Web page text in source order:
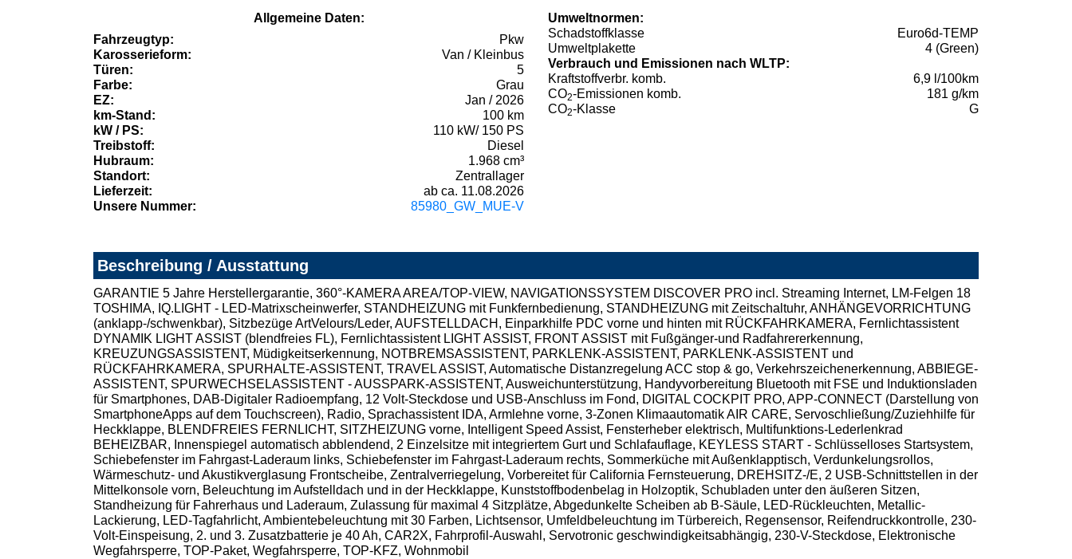
Allgemeine Daten:
Fahrzeugtyp:
Pkw
Karosserieform:
Van / Kleinbus
Türen:
5
Farbe:
Grau
EZ:
Jan / 2026
km-Stand:
100 km
kW / PS:
110 kW/ 150 PS
Treibstoff:
Diesel
Hubraum:
1.968 cm³
Standort:
Zentrallager
Lieferzeit:
ab ca. 11.08.2026
Unsere Nummer:
85980_GW_MUE-V
Umweltnormen:
Schadstoffklasse
Euro6d-TEMP
Umweltplakette
4 (Green)
Verbrauch und Emissionen nach WLTP:
Kraftstoffverbr. komb.
6,9 l/100km
CO2-Emissionen komb.
181 g/km
CO2-Klasse G
Beschreibung / Ausstattung
GARANTIE 5 Jahre Herstellergarantie, 360°-KAMERA AREA/TOP-VIEW, NAVIGATIONSSYSTEM DISCOVER PRO incl. Streaming Internet, LM-Felgen 18
TOSHIMA, IQ.LIGHT - LED-Matrixscheinwerfer, STANDHEIZUNG mit Funkfernbedienung, STANDHEIZUNG mit Zeitschaltuhr, ANHÄNGEVORRICHTUNG
(anklapp-/schwenkbar), Sitzbezüge ArtVelours/Leder, AUFSTELLDACH, Einparkhilfe PDC vorne und hinten mit RÜCKFAHRKAMERA, Fernlichtassistent
DYNAMIK LIGHT ASSIST (blendfreies FL), Fernlichtassistent LIGHT ASSIST, FRONT ASSIST mit Fußgänger-und Radfahrererkennung,
KREUZUNGSASSISTENT, Müdigkeitserkennung, NOTBREMSASSISTENT, PARKLENK-ASSISTENT, PARKLENK-ASSISTENT und
RÜCKFAHRKAMERA, SPURHALTE-ASSISTENT, TRAVEL ASSIST, Automatische Distanzregelung ACC stop & go, Verkehrszeichenerkennung, ABBIEGE-
ASSISTENT, SPURWECHSELASSISTENT - AUSSPARK-ASSISTENT, Ausweichunterstützung, Handyvorbereitung Bluetooth mit FSE und Induktionsladen
für Smartphones, DAB-Digitaler Radioempfang, 12 Volt-Steckdose und USB-Anschluss im Fond, DIGITAL COCKPIT PRO, APP-CONNECT (Darstellung von
SmartphoneApps auf dem Touchscreen), Radio, Sprachassistent IDA, Armlehne vorne, 3-Zonen Klimaautomatik AIR CARE, Servoschließung/Zuziehhilfe für
Heckklappe, BLENDFREIES FERNLICHT, SITZHEIZUNG vorne, Intelligent Speed Assist, Fensterheber elektrisch, Multifunktions-Lederlenkrad
BEHEIZBAR, Innenspiegel automatisch abblendend, 2 Einzelsitze mit integriertem Gurt und Schlafauflage, KEYLESS START - Schlüsselloses Startsystem,
Schiebefenster im Fahrgast-Laderaum links, Schiebefenster im Fahrgast-Laderaum rechts, Sommerküche mit Außenklapptisch, Verdunkelungsrollos,
Wärmeschutz- und Akustikverglasung Frontscheibe, Zentralverriegelung, Vorbereitet für California Fernsteuerung, DREHSITZ-/E, 2 USB-Schnittstellen in der
Mittelkonsole vorn, Beleuchtung im Aufstelldach und in der Heckklappe, Kunststoffbodenbelag in Holzoptik, Schubladen unter den äußeren Sitzen,
Standheizung für Fahrerhaus und Laderaum, Zulassung für maximal 4 Sitzplätze, Abgedunkelte Scheiben ab B-Säule, LED-Rückleuchten, Metallic-
Lackierung, LED-Tagfahrlicht, Ambientebeleuchtung mit 30 Farben, Lichtsensor, Umfeldbeleuchtung im Türbereich, Regensensor, Reifendruckkontrolle, 230-
Volt-Einspeisung, 2. und 3. Zusatzbatterie je 40 Ah, CAR2X, Fahrprofil-Auswahl, Servotronic geschwindigkeitsabhängig, 230-V-Steckdose, Elektronische
Wegfahrsperre, TOP-Paket, Wegfahrsperre, TOP-KFZ, Wohnmobil